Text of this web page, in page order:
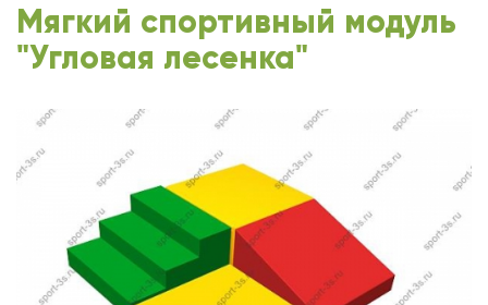
Мягкий спортивный модуль
"Угловая лесенка"